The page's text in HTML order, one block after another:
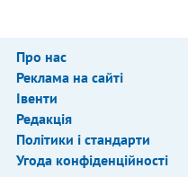
Про нас
Реклама на сайті
Івенти
Редакція
Політики і стандарти
Угода конфіденційності